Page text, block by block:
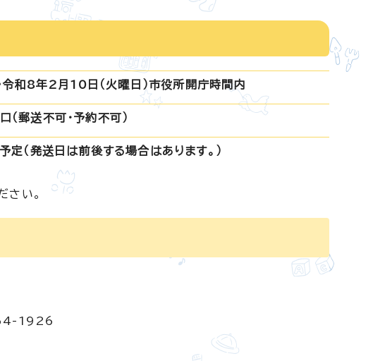
和8年2月10日（火曜日）市役所開庁時間内
郵送不可・予約不可）
（発送日は前後する場合はあります。）
さい。
1926